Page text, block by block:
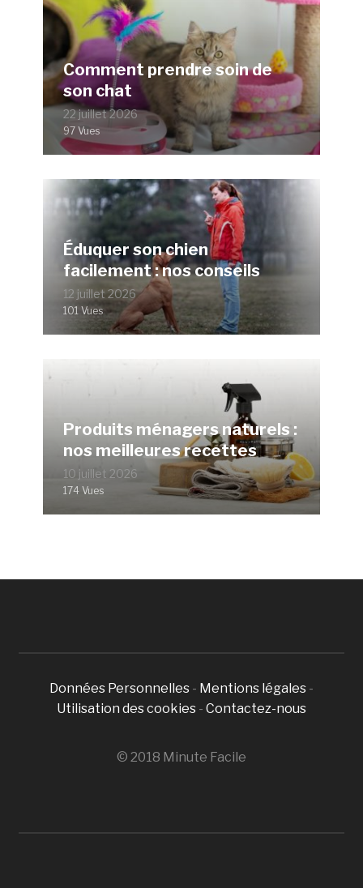
Comment prendre soin de
son chat
22 juillet 2026
97 Vues
Éduquer son chien
facilement : nos conseils
12 juillet 2026
101 Vues
Produits ménagers naturels :
nos meilleures recettes
10 juillet 2026
174 Vues
Données Personnelles - Mentions légales -
Utilisation des cookies - Contactez-nous
© 2018 Minute Facile